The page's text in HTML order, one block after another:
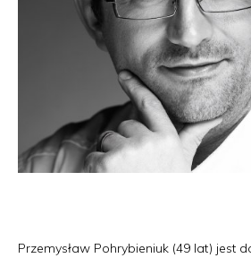
Przemysław Pohrybieniuk (49 lat) jest